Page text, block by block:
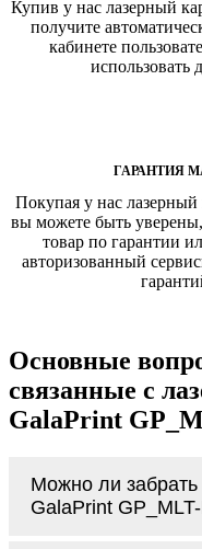
Купив у нас лазерный
получите
кабинете
использовать
ГАРАНТИЯ
Покупая у нас
вы можете быть
товар по гарантии
авторизованный
Основные
связанные с
GalaPrint
Можно ли
GalaPrint